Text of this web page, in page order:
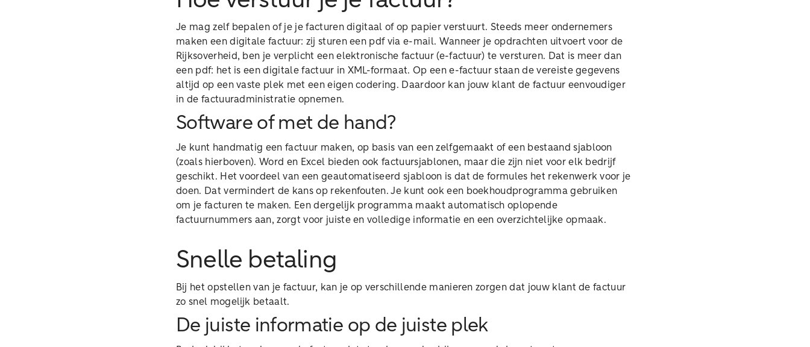
Je mag zelf bepalen of je je facturen digitaal of op papier verstuurt. Steeds meer ondernemers
maken een digitale factuur: zij sturen een pdf via e-mail. Wanneer je opdrachten uitvoert voor de
Rijksoverheid, ben je verplicht een elektronische factuur (e-factuur) te versturen. Dat is meer dan
een pdf: het is een digitale factuur in XML-formaat. Op een e-factuur staan de vereiste gegevens
altijd op een vaste plek met een eigen codering. Daardoor kan jouw klant de factuur eenvoudiger
in de factuuradministratie opnemen.
Software of met de hand?
Je kunt handmatig een factuur maken, op basis van een zelfgemaakt of een bestaand sjabloon
(zoals hierboven). Word en Excel bieden ook factuursjablonen, maar die zijn niet voor elk bedrijf
geschikt. Het voordeel van een geautomatiseerd sjabloon is dat de formules het rekenwerk voor je
doen. Dat vermindert de kans op rekenfouten. Je kunt ook een boekhoudprogramma gebruiken
om je facturen te maken. Een dergelijk programma maakt automatisch oplopende
factuurnummers aan, zorgt voor juiste en volledige informatie en een overzichtelijke opmaak.
Snelle betaling
Bij het opstellen van je factuur, kan je op verschillende manieren zorgen dat jouw klant de factuur
zo snel mogelijk betaalt.
De juiste informatie op de juiste plek